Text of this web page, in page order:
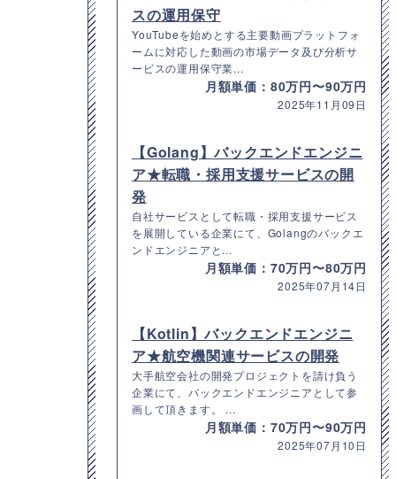
スの運用保守
YouTubeを始めとする主要動画プラットフォ
ームに対応した動画の市場データ及び分析サ
ービスの運用保守業...
月額単価：80万円〜90万円
2025年11月09日
【Golang】バックエンドエンジニ
ア★転職・採用支援サービスの開
発
自社サービスとして転職・採用支援サービス
を展開している企業にて、Golangのバックエ
ンドエンジニアと...
月額単価：70万円〜80万円
2025年07月14日
【Kotlin】バックエンドエンジニ
ア★航空機関連サービスの開発
大手航空会社の開発プロジェクトを請け負う
企業にて、バックエンドエンジニアとして参
画して頂きます。 ...
月額単価：70万円〜90万円
2025年07月10日